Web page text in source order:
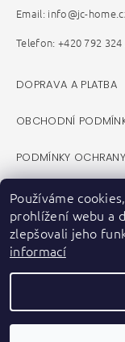
Email: info@jc-
Telefon: +420 792 324
DOPRAVA A PLATBA
OBCHODNÍ
PODMÍNKY
REKLAMAČNÍ ŘÁD
VELKOOBCHOD B2B
Používáme
prohlížení webu a
zlepšovali jeho
informací